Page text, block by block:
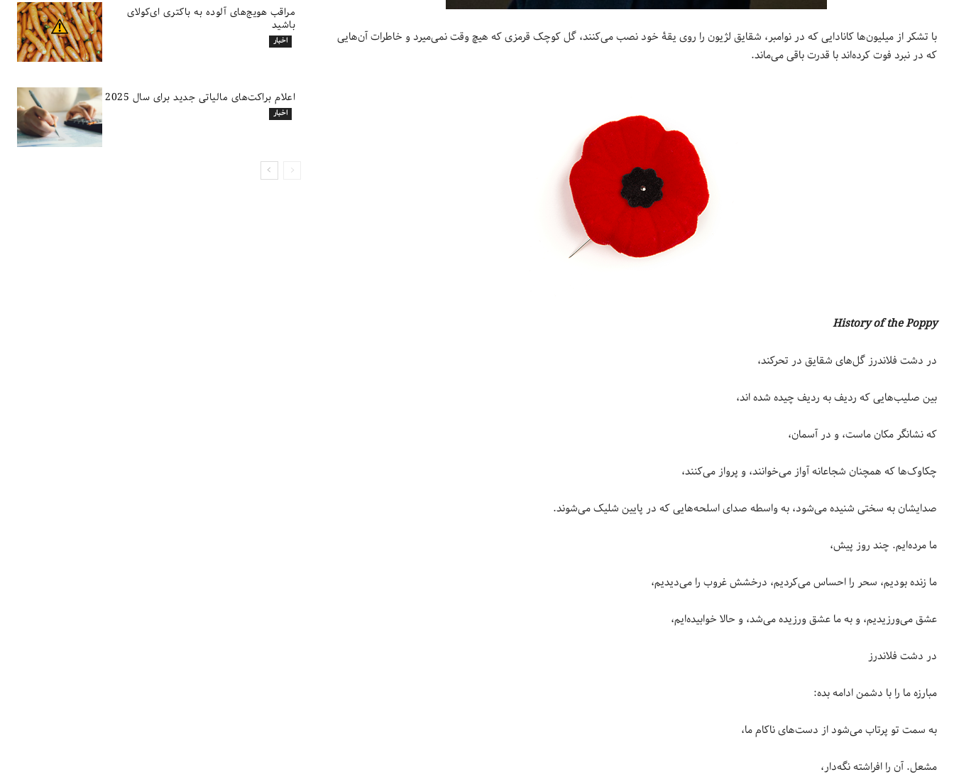
مراقب هویج‌های آلوده به باکتری ای‌کولای
باشید
اخبار
اعلام براکت‌های مالیاتی جدید برای سال 2025
اخبار
با تشکر از میلیون‌ها کانادایی که در نوامبر، شقایق لژیون را روی یقۀ خود نصب می‌کنند، گل کوچک قرمزی که هیچ وقت نمی‌میرد‌ و خاطرات آن‌هایی
که در نبرد فوت کرده‌اند با قدرت باقی می‌ماند.
History of the Poppy
در دشت فلاندرز گل‌های شقایق در تحرکند،
بین صلیب‌هایی که ردیف به ردیف چیده شده اند،
که نشانگر مکان ماست، و در آسمان،
چکاوک‌ها که همچنان شجاعانه آواز می‌خوانند، و پرواز می‌کنند،
صدایشان به سختی شنیده می‌شود، به واسطه صدای اسلحه‌هایی که در پایین شلیک می‌شوند.
ما مرده‌ایم. چند روز پیش،
ما زنده بودیم، سحر را احساس می‌کردیم، درخشش غروب را می‌دیدیم،
عشق می‌ورزیدیم، و به ما عشق ورزیده می‌شد، و حالا خوابیده‌ایم،
در دشت فلاندرز
مبارزه ما را با دشمن ادامه بده:
به سمت تو پرتاب می‌شود از دست‌های ناکام ما،
مشعل. آن را افراشته نگه‌دار،